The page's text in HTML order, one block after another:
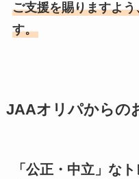
ご支援を賜りますよ
す。
JAAオリパからの
「公正・中立」な